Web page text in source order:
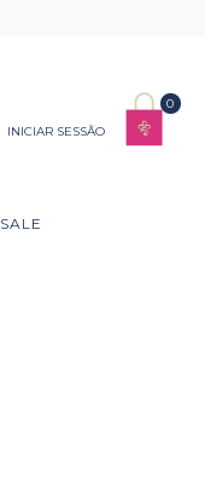
INICIAR SESSÃO
0
SALE